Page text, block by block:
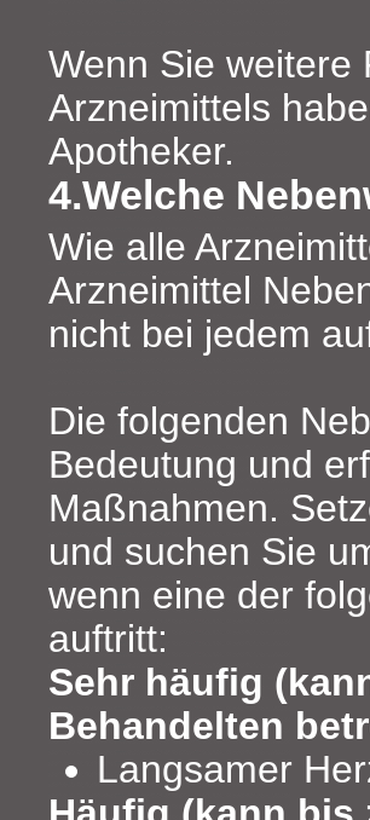
Wenn Sie weitere
Arzneimittels
Apotheker.
4.Welche
Wie alle
Arzneimittel
nicht bei jedem
Die folgenden
Bedeutung und
Maßnahmen.
und suchen Sie
wenn eine der
auftritt:
Sehr häufig
Behandelten
Langsamer